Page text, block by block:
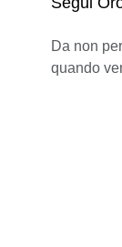
Da non
quando